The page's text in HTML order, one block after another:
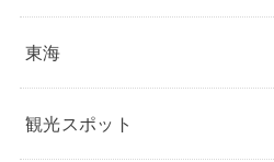
東海
観光スポット